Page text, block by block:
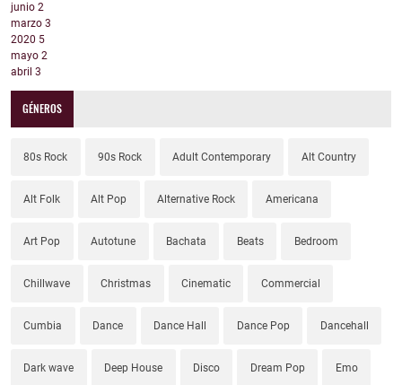
junio 2
marzo 3
2020 5
mayo 2
abril 3
GÉNEROS
80s Rock 90s Rock Adult Contemporary Alt Country
Alt Folk Alt Pop Alternative Rock Americana
Art Pop Autotune Bachata Beats Bedroom
Chillwave Christmas Cinematic Commercial
Cumbia Dance Dance Hall Dance Pop Dancehall
Dark wave Deep House Disco Dream Pop Emo